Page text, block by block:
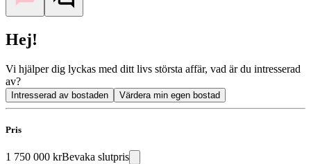
Hej!
Vi hjälper dig lyckas med ditt livs största affär, vad är du intresserad
av?
Intresserad av bostaden Värdera min egen bostad
Pris
1 750 000 krBevaka slutpris